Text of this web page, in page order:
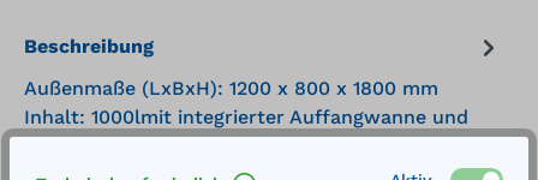
Beschreibung
Außenmaße (LxBxH): 1200 x 800 x 1800 mm
Inhalt: 1000lmit integrierter Auffangwanne und